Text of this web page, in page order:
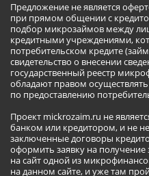
Предложение не является
при прямом общении с
подбор микрозаймов между
кредитными учреждениями,
потребительском кредите
свидетельство о внесении
государственный реестр
обладают правом
по предоставлению
Проект mickrozaim.ru не
банком или кредитором, и не
заключенные договоры
оформить заявку на
на сайт одной из
на данном сайте, и уже там